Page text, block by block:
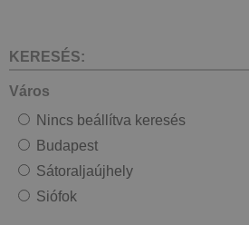
KERESÉS:
Város
Nincs beállítva keresés
Budapest
Sátoraljaújhely
Siófok